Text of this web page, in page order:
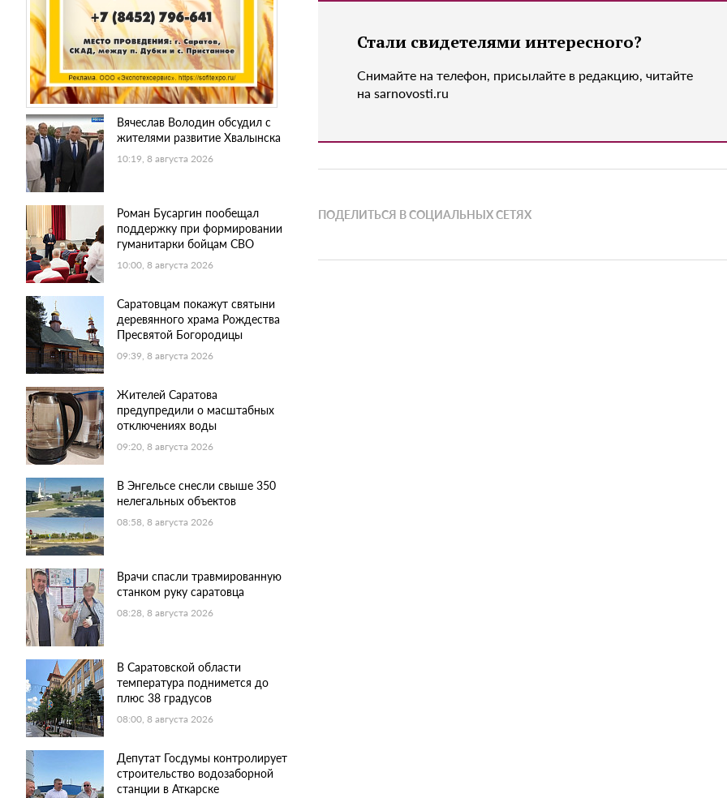
Вячеслав Володин обсудил с
жителями развитие Хвалынска
10:19, 8 августа 2026
Роман Бусаргин пообещал
поддержку при формировании
гуманитарки бойцам СВО
10:00, 8 августа 2026
Саратовцам покажут святыни
деревянного храма Рождества
Пресвятой Богородицы
09:39, 8 августа 2026
Жителей Саратова
предупредили о масштабных
отключениях воды
09:20, 8 августа 2026
В Энгельсе снесли свыше 350
нелегальных объектов
08:58, 8 августа 2026
Врачи спасли травмированную
станком руку саратовца
08:28, 8 августа 2026
В Саратовской области
температура поднимется до
плюс 38 градусов
08:00, 8 августа 2026
Депутат Госдумы контролирует
строительство водозаборной
станции в Аткарске
Стали свидетелями интересного?
Снимайте на телефон, присылайте в редакцию, читайте
на sarnovosti.ru
ПОДЕЛИТЬСЯ В СОЦИАЛЬНЫХ СЕТЯХ